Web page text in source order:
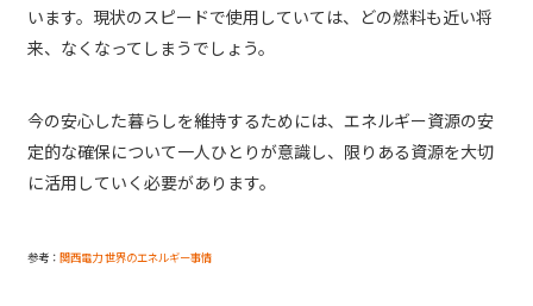
います。現状のスピードで使用していては、どの燃料も近い将
来、なくなってしまうでしょう。
今の安心した暮らしを維持するためには、エネルギー資源の安
定的な確保について一人ひとりが意識し、限りある資源を大切
に活用していく必要があります。
参考： 関西電力 世界のエネルギー事情